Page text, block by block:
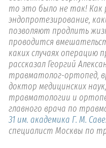
то это было не так! Как
эндопротезирование,
позволяют продлить
проводится
каких случаях
рассказал Георгий
травматолог-ортопед,
доктор медицинских
травматологии и
главного врача по
31 им. академика Г. М.
специалист Москвы по